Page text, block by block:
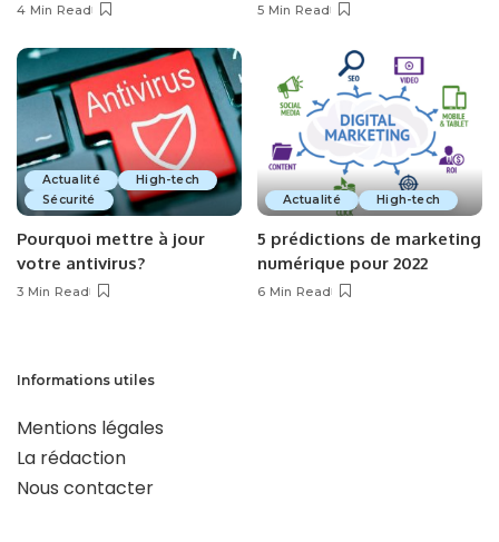
4 Min Read 5 Min Read
Actualité
High-tech
Sécurité
Pourquoi mettre à jour
votre antivirus?
3 Min Read
Actualité High-tech
5 prédictions de marketing
numérique pour 2022
6 Min Read
Informations utiles
Mentions légales
La rédaction
Nous contacter